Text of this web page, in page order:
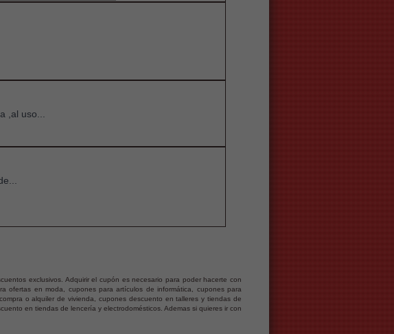
,al uso...
exclusivos. Adquirir el cupón es necesario para poder hacerte con
ofertas en moda, cupones para artículos de informática, cupones para
o alquiler de vivienda, cupones descuento en talleres y tiendas de
en tiendas de lencería y electrodomésticos. Ademas si quieres ir con